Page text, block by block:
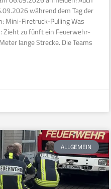
während dem Tag der
Mini-Firetruck-Pulling Was
Zieht zu fünft ein Feuerwehr-
lange Strecke. Die Teams
ALLGEMEIN